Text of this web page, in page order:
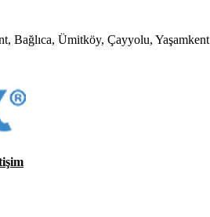
Bağlıca, Ümitköy, Çayyolu, Yaşamkent